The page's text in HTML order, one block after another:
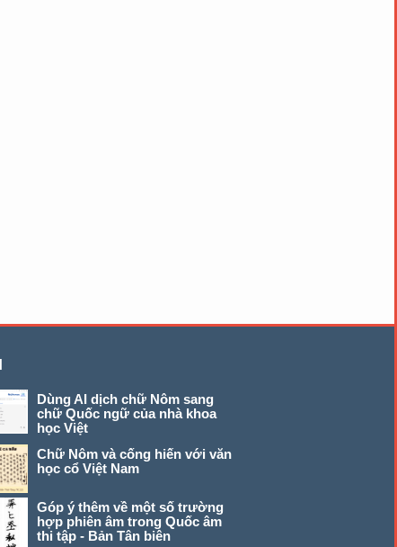
Dùng AI dịch chữ Nôm sang
chữ Quốc ngữ của nhà khoa
học Việt
Chữ Nôm và cống hiến với văn
học cổ Việt Nam
Góp ý thêm về một số trường
hợp phiên âm trong Quốc âm
thi tập - Bản Tân biên